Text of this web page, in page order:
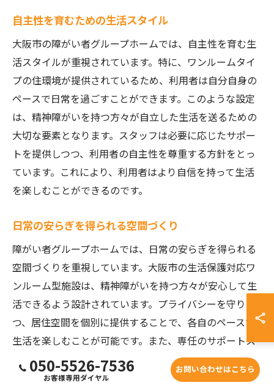
自主性を育むための生活スタイル
大阪市の障がい者グループホームでは、自主性を育む生
活スタイルが重視されています。特に、ワンルームタイ
プの住環境が提供されているため、利用者は自分自身の
ペースで日常を過ごすことができます。このような設定
は、精神障がいを持つ方々が自立した生活を送るための
大切な要素となります。スタッフは必要に応じたサポー
トを提供しつつ、利用者の自主性を尊重する方針をとっ
ています。これにより、利用者はより自信を持って生活
を楽しむことができるのです。
日常の安らぎを得られる空間づくり
障がい者グループホームでは、日常の安らぎを得られる
空間づくりを重視しています。大阪市の生活保護対応ワ
ンルーム型施設は、精神障がいを持つ方々が安心して生
活できるよう設計されています。プライバシーを守りつ
つ、居住空間を個別に提供することで、各自のペースで
生活を楽しむことが可能です。また、専任のサポートス
タッフが常に居住者の健康や生活面のサポートを行い、
緊急時にも迅速に対応できる体制が整っています。さら
050-5526-7536
お客様専用ダイヤル
お問い合わせはこちら